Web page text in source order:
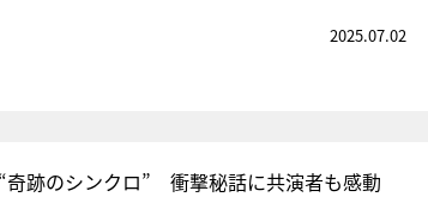
2025.07.02
跡のシンクロ” 衝撃秘話に共演者も感動